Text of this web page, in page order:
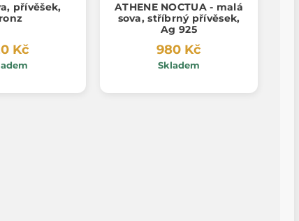
přívěšek,
Kč
ATHENE NOCTUA - malá
sova, stříbrný přívěsek,
Ag 925
980 Kč
Skladem